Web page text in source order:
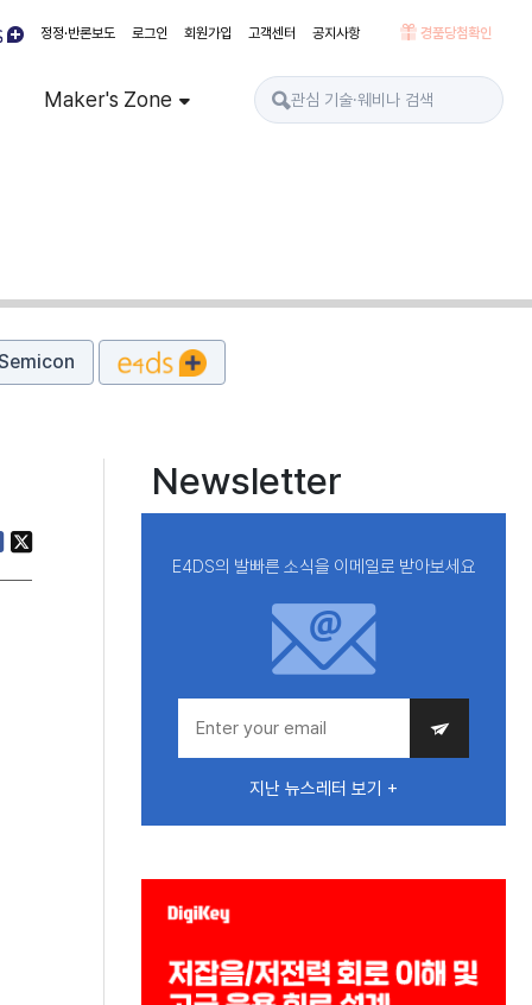
정정·반론보도 로그인 회원가입 고객센터 공지사항 경품당첨확인
Maker's Zone
Newsletter
E4DS의 발빠른 소식을 이메일로 받아보세요
지난 뉴스레터 보기 +